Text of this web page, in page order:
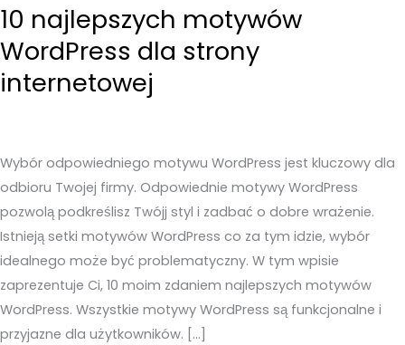
10 najlepszych motywów
WordPress dla strony
internetowej
Wybór odpowiedniego motywu WordPress jest kluczowy dla
odbioru Twojej firmy. Odpowiednie motywy WordPress
pozwolą podkreślisz Twójj styl i zadbać o dobre wrażenie.
Istnieją setki motywów WordPress co za tym idzie, wybór
idealnego może być problematyczny. W tym wpisie
zaprezentuje Ci, 10 moim zdaniem najlepszych motywów
WordPress. Wszystkie motywy WordPress są funkcjonalne i
przyjazne dla użytkowników. […]